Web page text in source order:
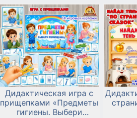
Дидактическая игра с
прищепками «Предметы
гигиены. Выбери